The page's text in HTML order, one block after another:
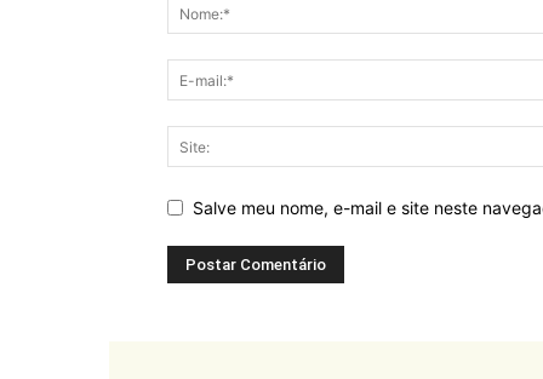
Salve meu nome, e-mail e site neste